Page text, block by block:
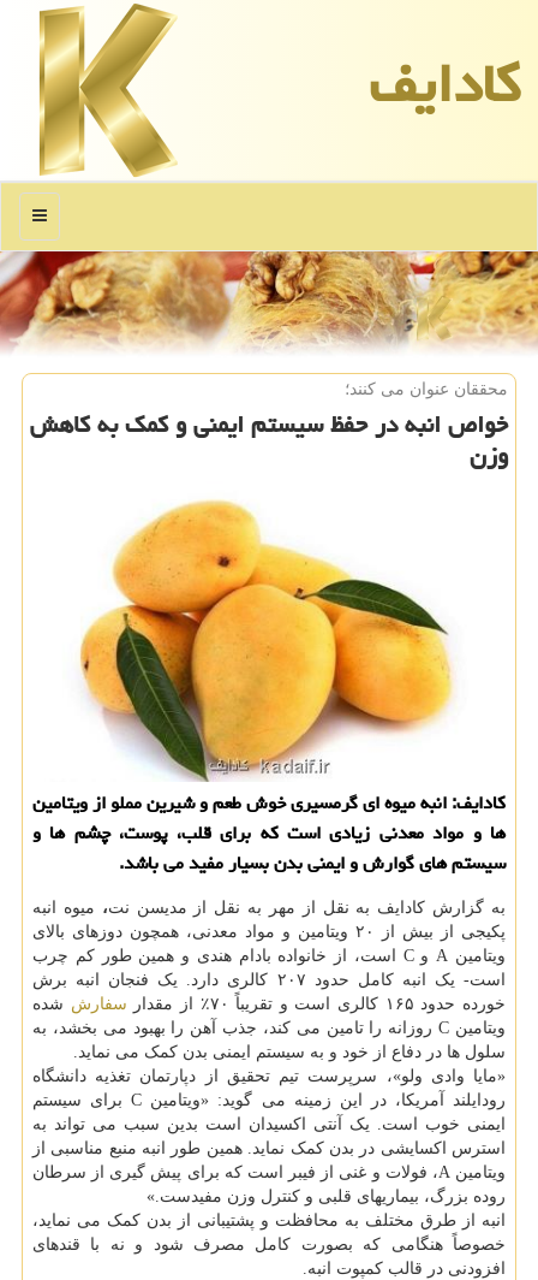
كادایف
منو
محققان عنوان می كنند؛
خواص انبه در حفظ سیستم ایمنی و كمك به كاهش
وزن
کادایف: انبه میوه ای گرمسیری خوش طعم و شیرین مملو از ویتامین
ها و مواد معدنی زیادی است که برای قلب، پوست، چشم ها و
سیستم های گوارش و ایمنی بدن بسیار مفید می باشد.
به گزارش کادایف به نقل از مهر به نقل از مدیسن نت، میوه انبه
پکیجی از بیش از ۲۰ ویتامین و مواد معدنی، همچون دوزهای بالای
ویتامین A و C است، از خانواده بادام هندی و همین طور کم چرب
است- یک انبه کامل حدود ۲۰۷ کالری دارد. یک فنجان انبه برش
خورده حدود ۱۶۵ کالری است و تقریباً ۷۰٪ از مقدار
سفارش شده
ویتامین C روزانه را تامین می کند، جذب آهن را بهبود می بخشد، به
سلول ها در دفاع از خود و به سیستم ایمنی بدن کمک می نماید.
«مایا وادی ولو»، سرپرست تیم تحقیق از دپارتمان تغذیه دانشگاه
رودایلند آمریکا، در این زمینه می گوید: «ویتامین C برای سیستم
ایمنی خوب است. یک آنتی اکسیدان است بدین سبب می تواند به
استرس اکسایشی در بدن کمک نماید. همین طور انبه منبع مناسبی از
ویتامین A، فولات و غنی از فیبر است که برای پیش گیری از سرطان
روده بزرگ، بیماریهای قلبی و کنترل وزن مفیدست.»
انبه از طرق مختلف به محافظت و پشتیبانی از بدن کمک می نماید،
خصوصاً هنگامی که بصورت کامل مصرف شود و نه با قندهای
افزودنی در قالب کمپوت انبه.